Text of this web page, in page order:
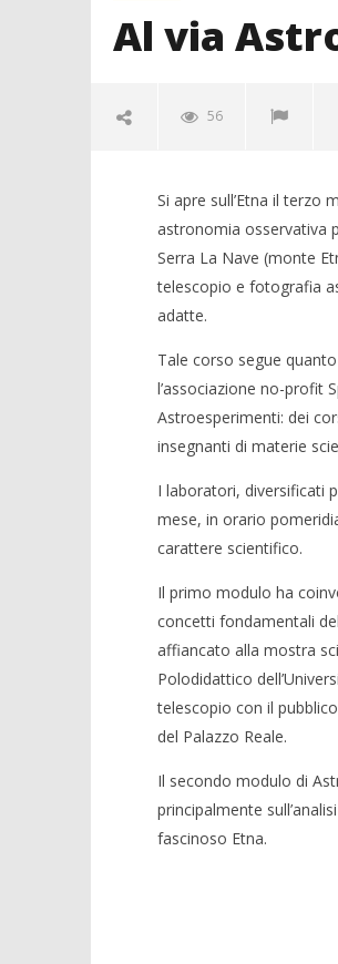
Al via
56
NOW VIEWING
Al via Astroesperimenti
Redazione
Si apre sull’Etna il
astronomia osservativa
Serra La Nave (monte
telescopio e fotografia
adatte.
Tale corso segue
l’associazione no-profit
Astroesperimenti: dei
insegnanti di materie
I laboratori, diversificati
mese, in orario
carattere scientifico.
Il primo modulo ha
concetti fondamentali
affiancato alla mostra
Polodidattico
telescopio con il
del Palazzo Reale.
Il secondo modulo di
principalmente
fascinoso Etna.